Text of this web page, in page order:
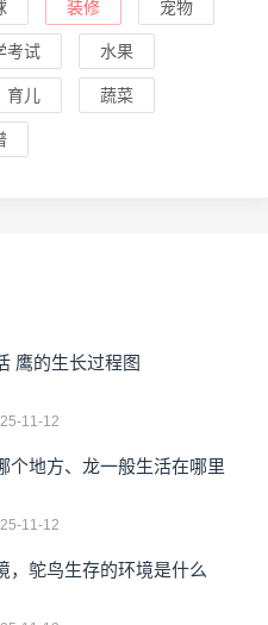
装修 宠物
考试 水果
育儿 蔬菜
鹰的生长过程图
11-12
个地方、龙一般生活在哪里
11-12
，鸵鸟生存的环境是什么